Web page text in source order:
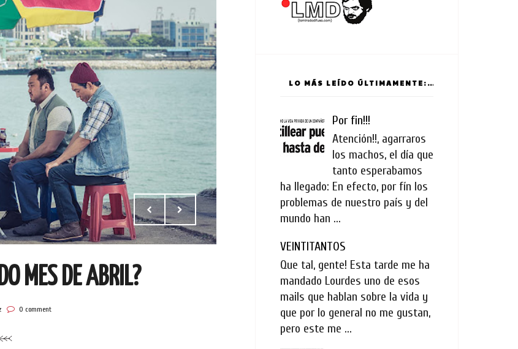
MES DE ABRIL?
0 comment
LO MÁS LEÍDO ÚLTIMAMENTE:
Por fin!!!
Atención!!, agarraros
los machos, el día que
tanto esperabamos
ha llegado: En efecto, por fín los
problemas de nuestro país y del
mundo han ...
VEINTITANTOS
Que tal, gente! Esta tarde me ha
mandado Lourdes uno de esos
mails que hablan sobre la vida y
que por lo general no me gustan,
pero este me ...